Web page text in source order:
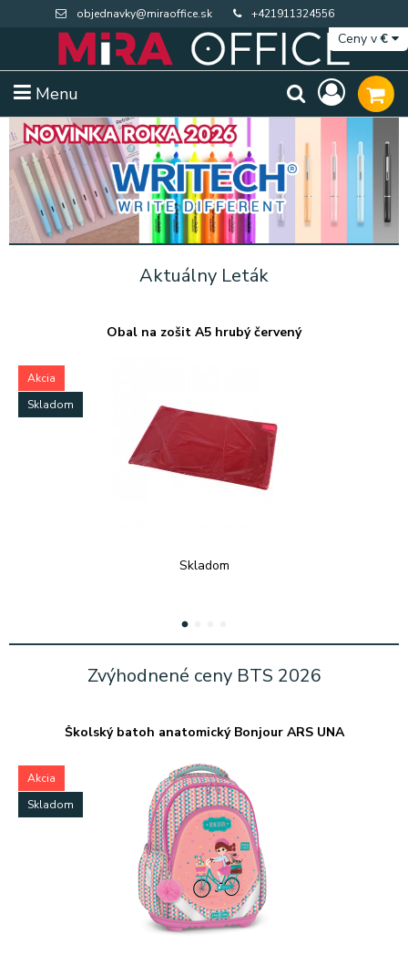
objednavky@miraoffice.sk +421911324556
Menu
Ceny v€
Extra výpredaj zásob
Aktuálny Leták
Obal na zošit A5 hrubý červený
Akcia
Skladom
Skladom
1
Zvýhodnené ceny BTS 2026
Školský batoh anatomický Bonjour ARS UNA
Akcia
Skladom